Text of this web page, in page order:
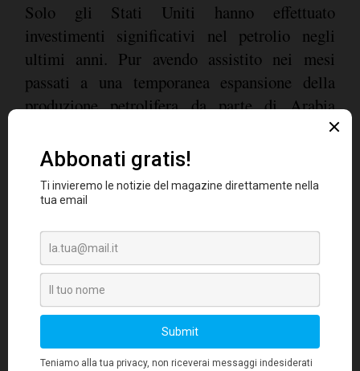
Solo gli Stati Uniti hanno effettuato
investimenti significativi nel petrolio negli
ultimi anni. Pur avendo assistito nei mesi
passati a una temporanea espansione della
produzione petrolifera da parte di Arabia
dubitiamo
che queste fonti rimarranno stabili senza
nuovi investimenti
. Inoltre, il mondo deve fare
i conti con il calo dell'offerta proveniente da
La posizione irrealistica di Trump
Data la rinnovata importanza del petrolio per
l'economia degli Stati Uniti,si potrebbe
pensare che le autorità statunitensi
accoglierebbero con favore prezzi elevati e